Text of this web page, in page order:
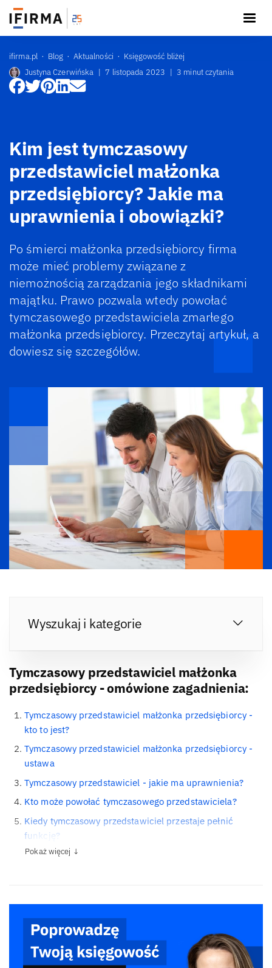
ifirma.pl Blog Aktualności
Księgowość bliżej
Justyna Czerwińska | 7 listopada 2023 | 3 minut czytania
Kim jest tymczasowy
przedstawiciel małżonka
przedsiębiorcy? Jakie ma
uprawnienia i obowiązki?
Po śmierci małżonka przedsiębiorcy firma
może mieć problemy związane z
niemożnością zarządzania jego składnikami
majątku. Prawo pozwala wtedy powołać
tymczasowego przedstawiciela zmarłego
małżonka przedsiębiorcy. Przeczytaj artykuł, a
dowiesz się szczegółów.
Wyszukaj i kategorie
Tymczasowy przedstawiciel małżonka
przedsiębiorcy - omówione zagadnienia:
Tymczasowy przedstawiciel małżonka przedsiębiorcy -
kto to jest?
Tymczasowy przedstawiciel małżonka przedsiębiorcy -
ustawa
Tymczasowy przedstawiciel - jakie ma uprawnienia?
Kto może powołać tymczasowego przedstawiciela?
Kiedy tymczasowy przedstawiciel przestaje pełnić
funkcję?
Pokaż więcej ↓